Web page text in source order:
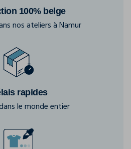
100% belge
nos ateliers à Namur
rapides
le monde entier